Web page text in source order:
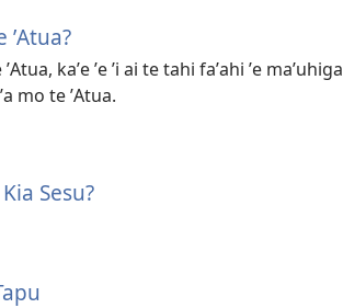
ʼAtua?
kaʼe ʼe ʼi ai te tahi faʼahi ʼe maʼuhiga
mo te ʼAtua.
Sesu?